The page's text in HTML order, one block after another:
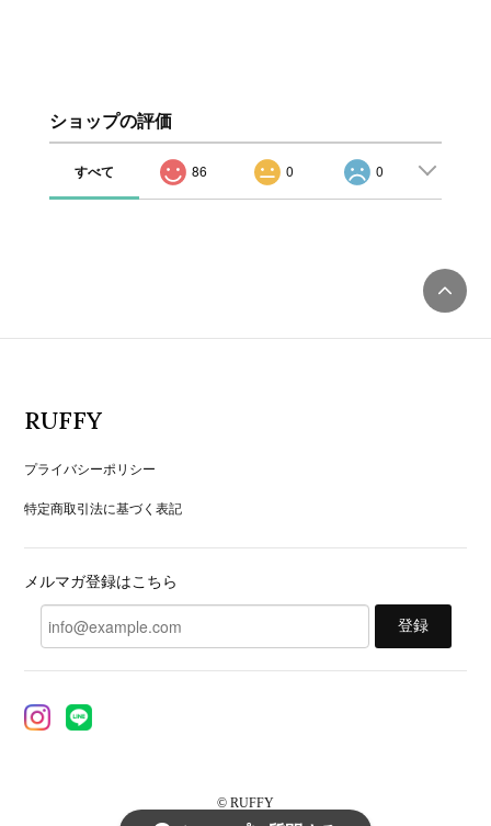
ショップの評価
すべて 86 0 0
RUFFY
プライバシーポリシー
特定商取引法に基づく表記
メルマガ登録はこちら
登録
© RUFFY